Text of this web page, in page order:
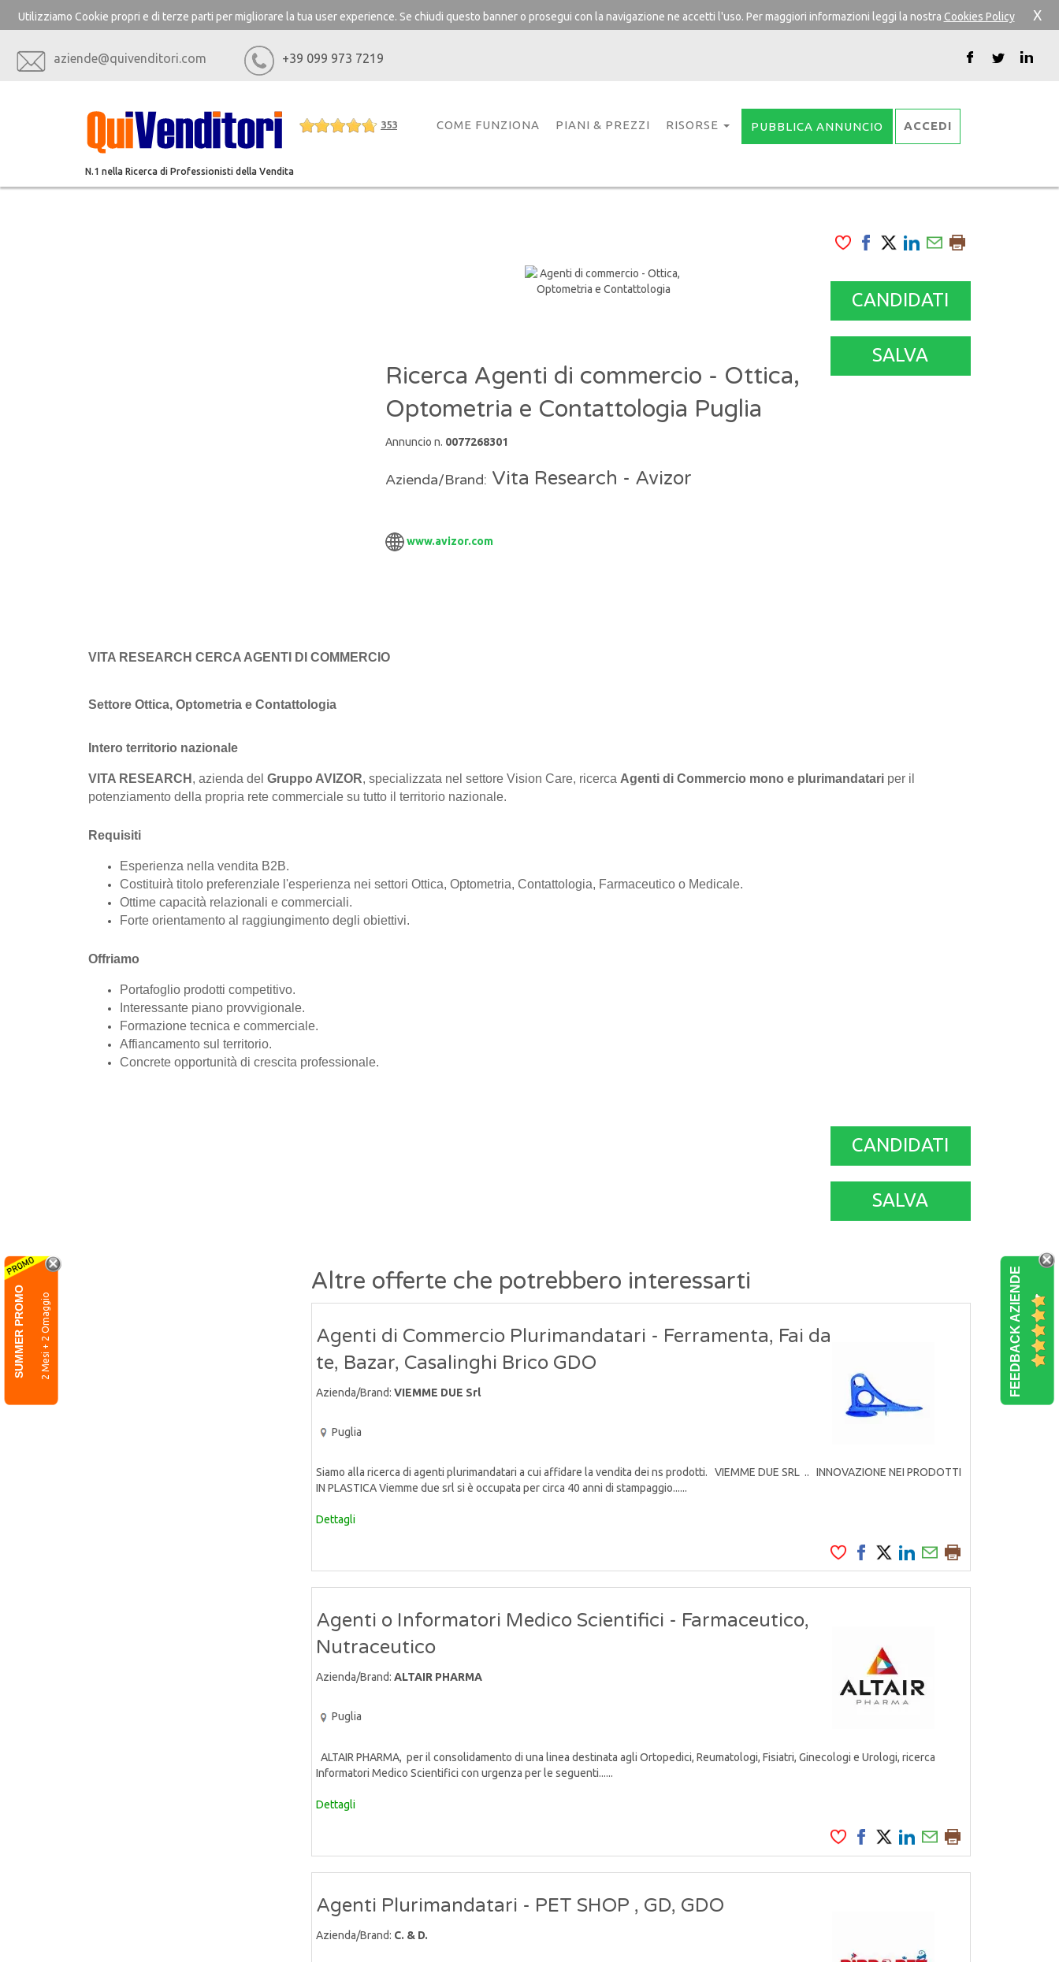
Utilizziamo Cookie propri e di terze parti per migliorare la tua user experience. Se chiudi questo banner o prosegui con la navigazione ne accetti l'uso. Per maggiori informazioni leggi la nostra Cookies Policy X
aziende@quivenditori.com +39 099 973 7219
353
N.1 nella Ricerca di Professionisti della Vendita
COME FUNZIONA PIANI & PREZZI RISORSE PUBBLICA ANNUNCIO ACCEDI
FEEDBACK AZIENDE
SUMMER PROMO 2 Mesi + 2 Omaggio
Ricerca Agenti di commercio - Ottica,
Optometria e Contattologia Puglia
Annuncio n. 0077268301
Azienda/Brand: Vita Research - Avizor
www.avizor.com
CANDIDATI
SALVA
VITA RESEARCH CERCA AGENTI DI COMMERCIO
Settore Ottica, Optometria e Contattologia
Intero territorio nazionale
VITA RESEARCH , azienda del Gruppo AVIZOR, specializzata nel settore Vision Care, ricerca Agenti di Commercio mono e plurimandatari per il
potenziamento della propria rete commerciale su tutto il territorio nazionale.
Requisiti
Esperienza nella vendita B2B.
Costituirà titolo preferenziale l'esperienza nei settori Ottica, Optometria, Contattologia, Farmaceutico o Medicale.
Ottime capacità relazionali e commerciali.
Forte orientamento al raggiungimento degli obiettivi.
Offriamo
Portafoglio prodotti competitivo.
Interessante piano provvigionale.
Formazione tecnica e commerciale.
Affiancamento sul territorio.
Concrete opportunità di crescita professionale.
CANDIDATI
SALVA
Altre offerte che potrebbero interessarti
Agenti di Commercio Plurimandatari - Ferramenta, Fai da
te, Bazar, Casalinghi Brico GDO
Azienda/Brand: VIEMME DUE Srl
Puglia
Siamo alla ricerca di agenti plurimandatari a cui affidare la vendita dei ns prodotti. VIEMME DUE SRL .. INNOVAZIONE NEI PRODOTTI
IN PLASTICA Viemme due srl si è occupata per circa 40 anni di stampaggio......
Dettagli
Agenti o Informatori Medico Scientifici - Farmaceutico,
Nutraceutico
Azienda/Brand: ALTAIR PHARMA
Puglia
ALTAIR PHARMA, per il consolidamento di una linea destinata agli Ortopedici, Reumatologi, Fisiatri, Ginecologi e Urologi, ricerca
Informatori Medico Scientifici con urgenza per le seguenti......
Dettagli
Agenti Plurimandatari - PET SHOP , GD, GDO
Azienda/Brand: C. & D.